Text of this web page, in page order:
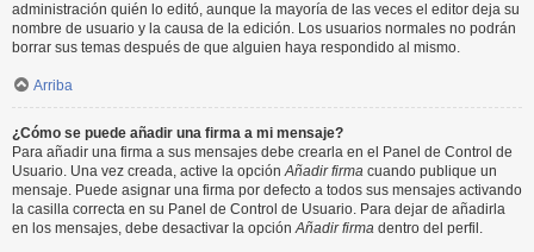
administración quién lo editó, aunque la mayoría de las veces el editor deja su
nombre de usuario y la causa de la edición. Los usuarios normales no podrán
borrar sus temas después de que alguien haya respondido al mismo.
Arriba
¿Cómo se puede añadir una firma a mi mensaje?
Para añadir una firma a sus mensajes debe crearla en el Panel de Control de
Usuario. Una vez creada, active la opciónAñadir firma cuando publique un
mensaje. Puede asignar una firma por defecto a todos sus mensajes activando
la casilla correcta en su Panel de Control de Usuario. Para dejar de añadirla
en los mensajes, debe desactivar la opciónAñadir firma dentro del perfil.